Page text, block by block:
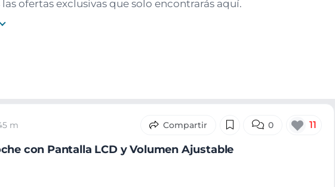
ofertas exclusivas que solo encontrarás aquí.
m 0 11
con Pantalla LCD y Volumen Ajustable